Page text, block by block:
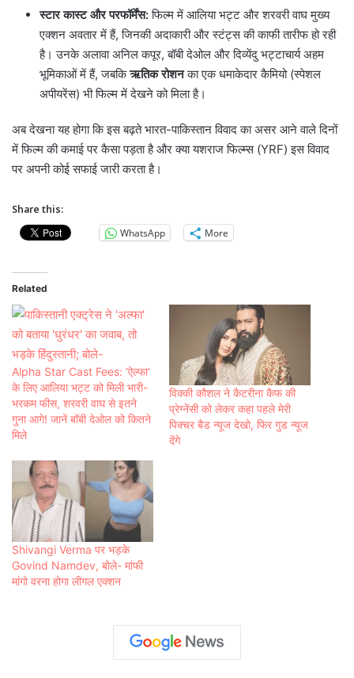
स्टार कास्ट और परफॉर्मेंस:फिल्म में आलिया भट्ट और शरवरी वाघ मुख्य
एक्शन अवतार में हैं, जिनकी अदाकारी और स्टंट्स की काफी तारीफ हो रही
है। उनके अलावा अनिल कपूर, बॉबी देओल और दिव्येंदु भट्टाचार्य अहम
भूमिकाओं में हैं, जबकिऋतिक रोशनका एक धमाकेदार कैमियो (स्पेशल
अपीयरेंस) भी फिल्म में देखने को मिला है।
अब देखना यह होगा कि इस बढ़ते भारत-पाकिस्तान विवाद का असर आने वाले दिनों
में फिल्म की कमाई पर कैसा पड़ता है और क्या यशराज फिल्म्स (YRF) इस विवाद
पर अपनी कोई सफाई जारी करता है।
Share this:
WhatsApp
More
Related
Alpha Star Cast Fees: ‘ऐल्फा’
के लिए आलिया भट्ट को मिली भारी-
भरकम फीस, शरवरी वाघ से इतने
गुना आगे! जानें बॉबी देओल को कितने
मिले
विक्की कौशल ने कैटरीना कैफ की
प्रेग्नेंसी को लेकर कहा पहले मेरी
पिक्चर बैड न्‍यूज देखो, फि‍र गुड न्‍यूज
देंगे
Shivangi Verma पर भड़के
Govind Namdev, बोले- मांफी
मांगो वरना होगा लीगल एक्शन